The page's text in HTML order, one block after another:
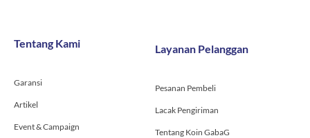
o
f
g
r
Tentang Kami
Garansi
Artikel
Event & Campaign
Layanan Pelanggan
Pesanan Pembeli
Lacak Pengiriman
Tentang Koin GabaG